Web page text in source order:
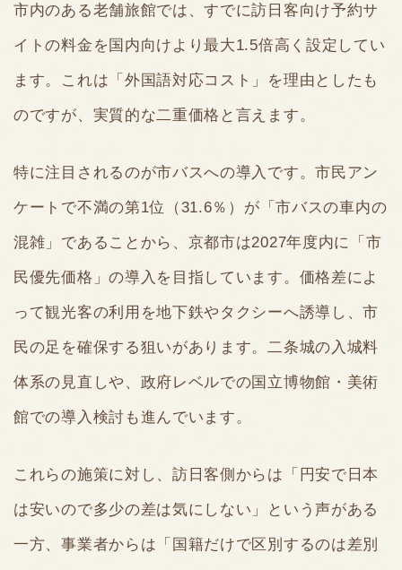
市内のある老舗旅館では、すでに訪日客向け予約サ
イトの料金を国内向けより最大1.5倍高く設定してい
ます。これは「外国語対応コスト」を理由としたも
のですが、実質的な二重価格と言えます。
特に注目されるのが市バスへの導入です。市民アン
ケートで不満の第1位（31.6％）が「市バスの車内の
混雑」であることから、京都市は2027年度内に「市
民優先価格」の導入を目指しています。価格差によ
って観光客の利用を地下鉄やタクシーへ誘導し、市
民の足を確保する狙いがあります。二条城の入城料
体系の見直しや、政府レベルでの国立博物館・美術
館での導入検討も進んでいます。
これらの施策に対し、訪日客側からは「円安で日本
は安いので多少の差は気にしない」という声がある
一方、事業者からは「国籍だけで区別するのは差別